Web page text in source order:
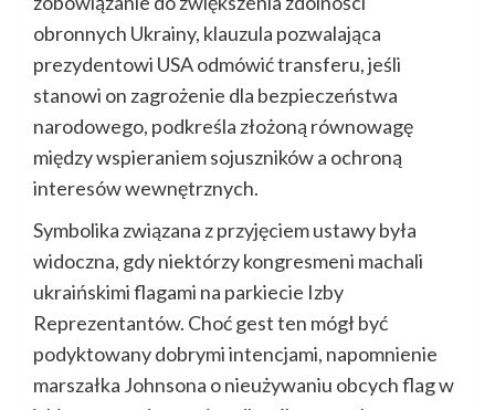
obronnych Ukrainy, klauzula pozwalająca
prezydentowi USA odmówić transferu, jeśli
stanowi on zagrożenie dla bezpieczeństwa
narodowego, podkreśla złożoną równowagę
między wspieraniem sojuszników a ochroną
interesów wewnętrznych.
Symbolika związana z przyjęciem ustawy była
widoczna, gdy niektórzy kongresmeni machali
ukraińskimi flagami na parkiecie Izby
Reprezentantów. Choć gest ten mógł być
podyktowany dobrymi intencjami, napomnienie
marszałka Johnsona o nieużywaniu obcych flag w